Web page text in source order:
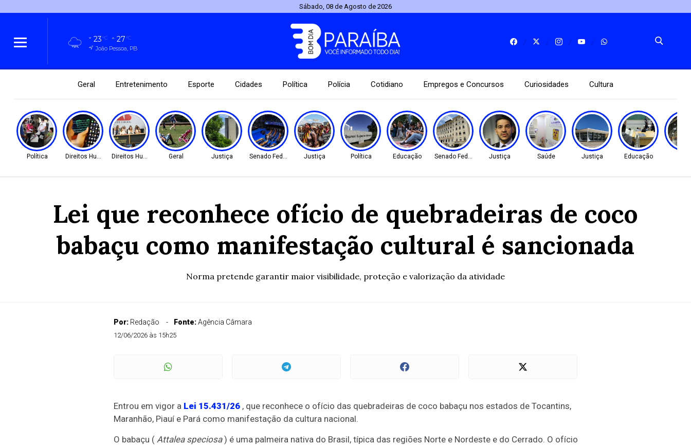
Sábado, 08 de Agosto de 2026
23°C 27°C
João Pessoa, PB
Geral Entretenimento Esporte Cidades Política Polícia Cotidiano Empregos e Concursos Curiosidades Cultura
Política Direitos HumanosDireitos Humanos Geral Justiça Senado Federal Justiça Política Educação Senado Federal Justiça Saúde Justiça Educação
Lei que reconhece ofício de quebradeiras de coco
babaçu como manifestação cultural é sancionada
Norma pretende garantir maior visibilidade, proteção e valorização da atividade
Por: Redação Fonte:Agência Câmara
12/06/2026 às 15h25
Entrou em vigor a Lei 15.431/26, que reconhece o ofício das quebradeiras de coco babaçu nos estados de Tocantins,
Maranhão, Piauí e Pará como manifestação da cultura nacional.
O babaçu ( Attalea speciosa) é uma palmeira nativa do Brasil, típica das regiões Norte e Nordeste e do Cerrado. O ofício